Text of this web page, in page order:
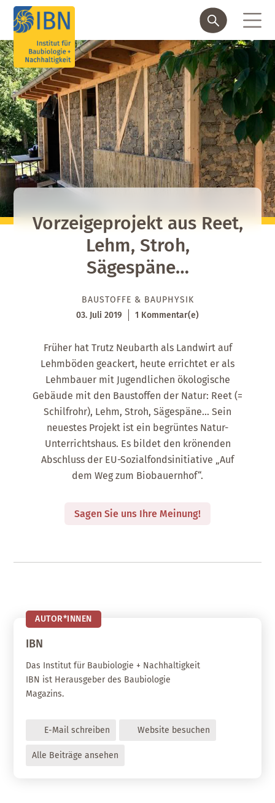
Vorzeigeprojekt aus Reet,
Lehm, Stroh,
Sägespäne…
BAUSTOFFE & BAUPHYSIK
03. Juli 2019
1 Kommentar(e)
Früher hat Trutz Neubarth als Landwirt auf
Lehmböden geackert, heute errichtet er als
Lehmbauer mit Jugendlichen ökologische
Gebäude mit den Baustoffen der Natur: Reet (=
Schilfrohr), Lehm, Stroh, Sägespäne… Sein
neuestes Projekt ist ein begrüntes Natur-
Unterrichtshaus. Es bildet den krönenden
Abschluss der EU-Sozialfondsinitiative „Auf
dem Weg zum Biobauernhof“.
Sagen Sie uns Ihre Meinung!
AUTOR*INNEN
IBN
Das Institut für Baubiologie + Nachhaltigkeit
IBN ist Herausgeber des Baubiologie
Magazins.
E-Mail schreiben Website besuchen
Alle Beiträge ansehen